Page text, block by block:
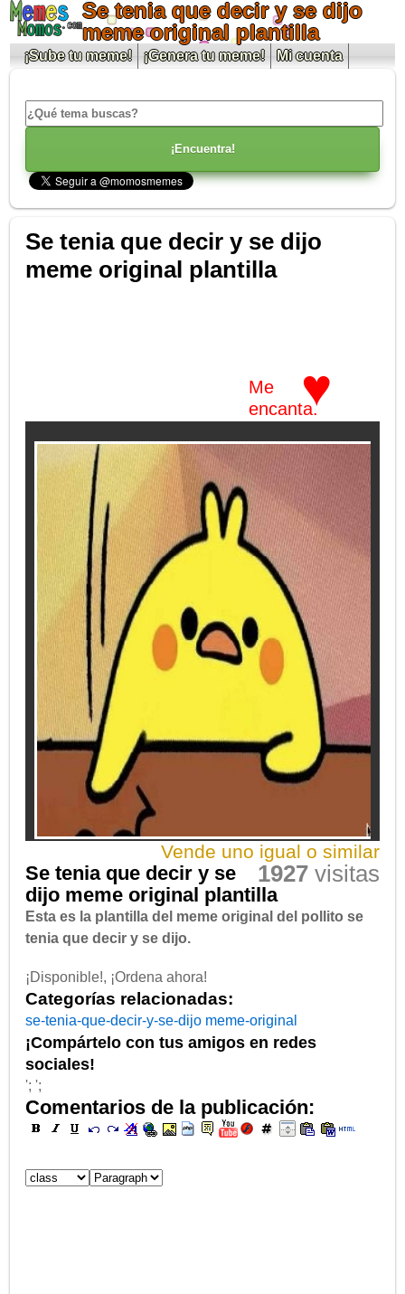
Se tenia que decir y se dijo
meme original plantilla
¡Sube tu meme! ¡Genera tu meme! Mi cuenta
Se tenia que decir y se dijo
meme original plantilla
♥
Me
encanta.
Vende uno igual o similar
1927visitas
Se tenia que decir y se
dijo meme original plantilla
Esta es la plantilla del meme original del pollito se
tenia que decir y se dijo.
¡Disponible!, ¡Ordena ahora!
Categorías relacionadas:
se-tenia-que-decir-y-se-dijo meme-original
¡Compártelo con tus amigos en redes
sociales!
'; ';
Comentarios de la publicación: